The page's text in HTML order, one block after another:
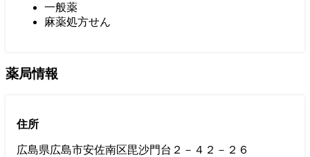
一般薬
麻薬処方せん
薬局情報
住所
広島県広島市安佐南区毘沙門台２－４２－２６